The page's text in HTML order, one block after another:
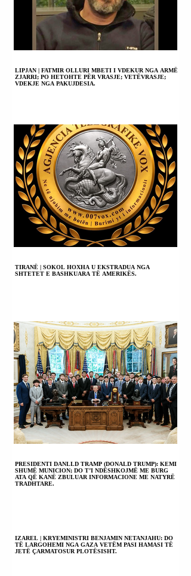
LIPJAN | FATMIR OLLURI MBETI I VDEKUR NGA ARMË
ZJARRI; PO HETOHTE PËR VRASJE; VETËVRASJE;
VDEKJE NGA PAKUJDESIA.
TIRANË | SOKOL HOXHA U EKSTRADUA NGA
SHTETET E BASHKUARA TË AMERIKËS.
PRESIDENTI DANLLD TRAMP (DONALD TRUMP): KEMI
SHUMË MUNICION; DO T’I NDËSHKOJMË ME BURG
ATA QË KANË ZBULUAR INFORMACIONE ME NATYRË
TRADHTARE.
IZAREL | KRYEMINISTRI BENJAMIN NETANJAHU: DO
TË LARGOHEMI NGA GAZA VETËM PASI HAMASI TË
JETË ÇARMATOSUR PLOTËSISHT.